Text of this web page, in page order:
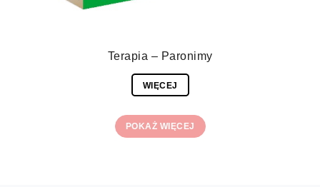
Terapia – Paronimy
WIĘCEJ
POKAŻ WIĘCEJ